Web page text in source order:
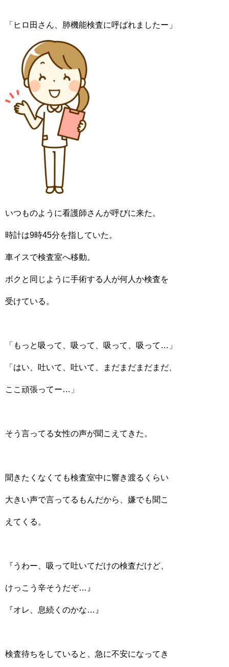
「ヒロ田さん、肺機能検査に呼ばれましたー」
いつものように看護師さんが呼びに来た。
時計は9時45分を指していた。
車イスで検査室へ移動。
ボクと同じように手術する人が何人か検査を
受けている。
「もっと吸って、吸って、吸って、吸って…」
「はい、吐いて、吐いて、まだまだまだまだ、
ここ頑張ってー…」
そう言ってる女性の声が聞こえてきた。
聞きたくなくても検査室中に響き渡るくらい
大きい声で言ってるもんだから、嫌でも聞こ
えてくる。
『うわー、吸って吐いてだけの検査だけど、
けっこう辛そうだぞ…』
『オレ、息続くのかな…』
検査待ちをしていると、急に不安になってき